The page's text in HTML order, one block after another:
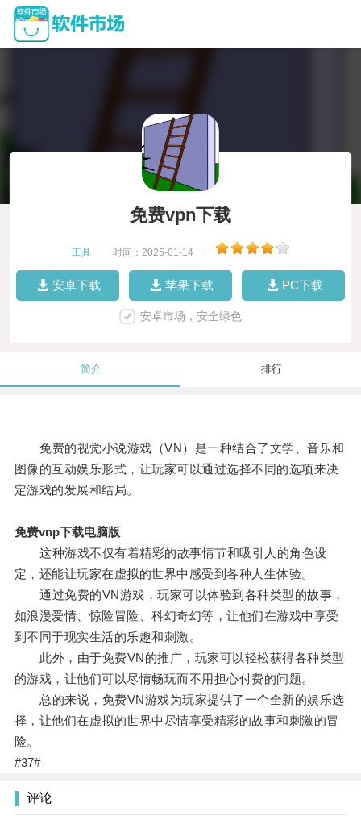
免费vpn下载
工具 时间：2025-01-14
安卓下载 苹果下载 PC下载
安卓市场，安全绿色
简介 排行
免费的视觉小说游戏（VN）是一种结合了文学、音乐和
图像的互动娱乐形式，让玩家可以通过选择不同的选项来决
定游戏的发展和结局。
免费vnp下载电脑版
这种游戏不仅有着精彩的故事情节和吸引人的角色设
定，还能让玩家在虚拟的世界中感受到各种人生体验。
通过免费的VN游戏，玩家可以体验到各种类型的故事，
如浪漫爱情、惊险冒险、科幻奇幻等，让他们在游戏中享受
到不同于现实生活的乐趣和刺激。
此外，由于免费VN的推广，玩家可以轻松获得各种类型
的游戏，让他们可以尽情畅玩而不用担心付费的问题。
总的来说，免费VN游戏为玩家提供了一个全新的娱乐选
择，让他们在虚拟的世界中尽情享受精彩的故事和刺激的冒
险。
#37#
评论